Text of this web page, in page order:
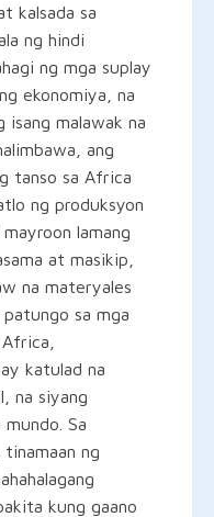
kalsada sa
ng hindi
ng mga suplay
ekonomiya, na
isang malawak na
ang
tanso sa Africa
ng produksyon
lamang
at masikip,
na materyales
sa mga
katulad na
na siyang
Sa
ng
kung gaano